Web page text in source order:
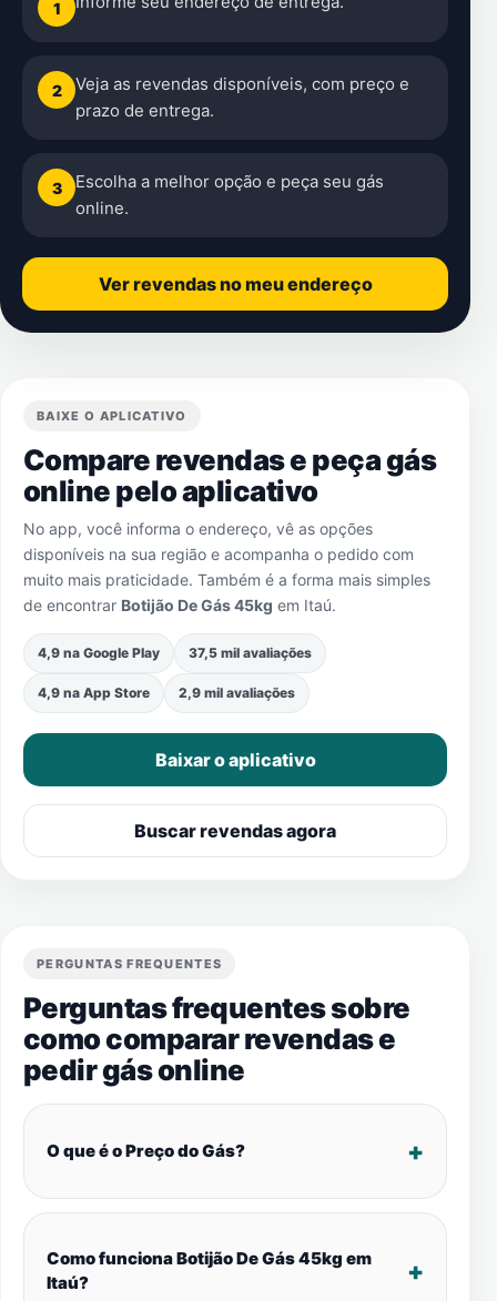
1
2
Veja as revendas disponíveis, com preço e
prazo de entrega.
3
Escolha a melhor opção e peça seu gás
online.
Ver revendas no meu endereço
BAIXE O APLICATIVO
Compare revendas e peça gás
online pelo aplicativo
No app, você informa o endereço, vê as opções
disponíveis na sua região e acompanha o pedido com
muito mais praticidade. Também é a forma mais simples
de encontrar Botijão De Gás 45kg em Itaú.
4,9 na Google Play 37,5 mil avaliações
4,9 na App Store 2,9 mil avaliações
Baixar o aplicativo
Buscar revendas agora
PERGUNTAS FREQUENTES
Perguntas frequentes sobre
como comparar revendas e
pedir gás online
O que é o Preço do Gás?
Como funciona Botijão De Gás 45kg em
Itaú?